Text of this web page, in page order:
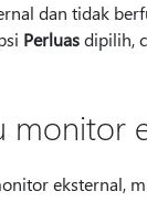
dan tidak
Perluasdipilih,
monitor
eksternal,